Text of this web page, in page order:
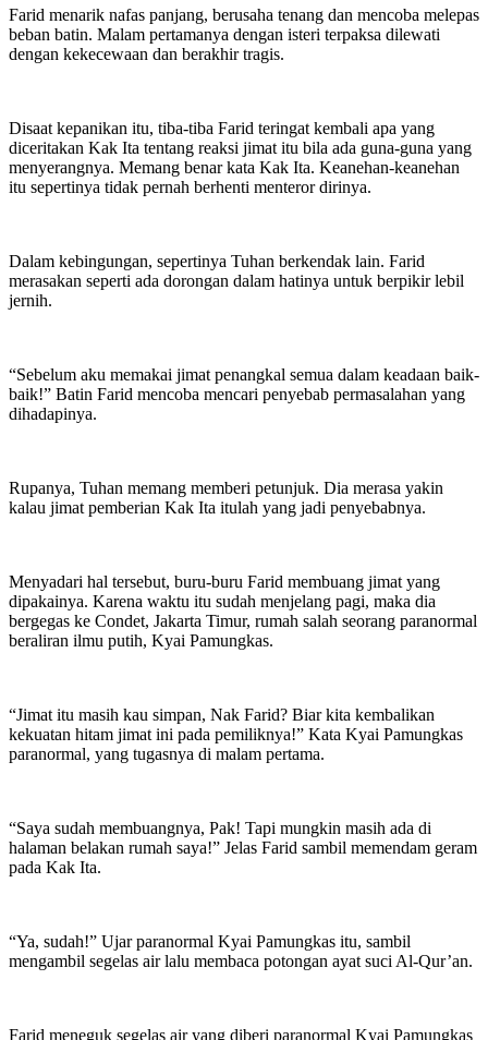
Farid menarik nafas panjang, berusaha tenang dan mencoba melepas
beban batin. Malam pertamanya dengan isteri terpaksa dilewati
dengan kekecewaan dan berakhir tragis.
Disaat kepanikan itu, tiba-tiba Farid teringat kembali apa yang
diceritakan Kak Ita tentang reaksi jimat itu bila ada guna-guna yang
menyerangnya. Memang benar kata Kak Ita. Keanehan-keanehan
itu sepertinya tidak pernah berhenti menteror dirinya.
Dalam kebingungan, sepertinya Tuhan berkendak lain. Farid
merasakan seperti ada dorongan dalam hatinya untuk berpikir lebil
jernih.
“Sebelum aku memakai jimat penangkal semua dalam keadaan baik-
baik!” Batin Farid mencoba mencari penyebab permasalahan yang
dihadapinya.
Rupanya, Tuhan memang memberi petunjuk. Dia merasa yakin
kalau jimat pemberian Kak Ita itulah yang jadi penyebabnya.
Menyadari hal tersebut, buru-buru Farid membuang jimat yang
dipakainya. Karena waktu itu sudah menjelang pagi, maka dia
bergegas ke Condet, Jakarta Timur, rumah salah seorang paranormal
beraliran ilmu putih, Kyai Pamungkas.
“Jimat itu masih kau simpan, Nak Farid? Biar kita kembalikan
kekuatan hitam jimat ini pada pemiliknya!” Kata Kyai Pamungkas
paranormal, yang tugasnya di malam pertama.
“Saya sudah membuangnya, Pak! Tapi mungkin masih ada di
halaman belakan rumah saya!” Jelas Farid sambil memendam geram
pada Kak Ita.
“Ya, sudah!” Ujar paranormal Kyai Pamungkas itu, sambil
mengambil segelas air lalu membaca potongan ayat suci Al-Qur’an.
Farid meneguk segelas air yang diberi paranormal Kyai Pamungkas